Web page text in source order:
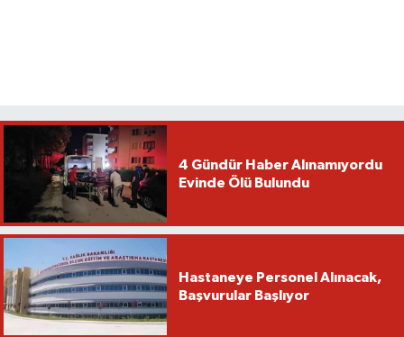
4 Gündür Haber Alınamıyordu
Evinde Ölü Bulundu
Hastaneye Personel Alınacak,
Başvurular Başlıyor